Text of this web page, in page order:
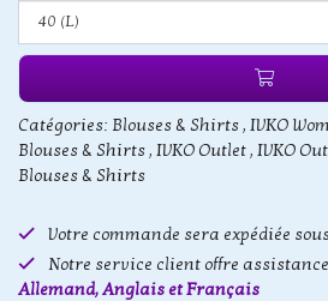
Catégories: Blouses & Shirts, IVKO
Blouses & Shirts, IVKO Outlet, IVKO
Blouses & Shirts
Votre commande sera expédiée
Notre service client offre
Allemand, Anglais et Français